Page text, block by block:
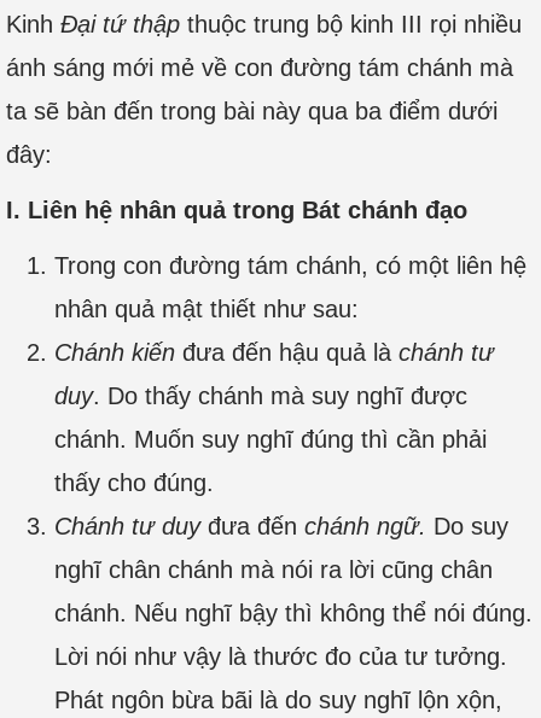
Kinh Đại tứ thập thuộc trung bộ kinh III rọi nhiều
ánh sáng mới mẻ về con đường tám chánh mà
ta sẽ bàn đến trong bài này qua ba điểm dưới
đây:
I. Liên hệ nhân quả trong Bát chánh đạo
Trong con đường tám chánh, có một liên hệ
nhân quả mật thiết như sau:
Chánh kiến đưa đến hậu quả là chánh tư
duy. Do thấy chánh mà suy nghĩ được
chánh. Muốn suy nghĩ đúng thì cần phải
thấy cho đúng.
Chánh tư duyđưa đến chánh ngữ. Do suy
nghĩ chân chánh mà nói ra lời cũng chân
chánh. Nếu nghĩ bậy thì không thể nói đúng.
Lời nói như vậy là thước đo của tư tưởng.
Phát ngôn bừa bãi là do suy nghĩ lộn xộn,